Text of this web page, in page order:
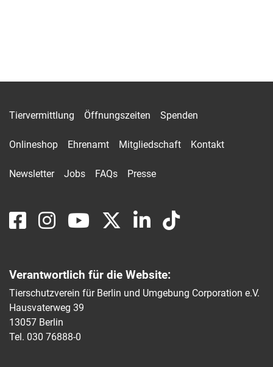
Tiervermittlung Öffnungszeiten Spenden
Onlineshop Ehrenamt Mitgliedschaft Kontakt
Newsletter Jobs FAQs Presse
Verantwortlich für die Website:
Tierschutzverein für Berlin und Umgebung Corporation e.V.
Hausvaterweg 39
13057 Berlin
Tel. 030 76888-0